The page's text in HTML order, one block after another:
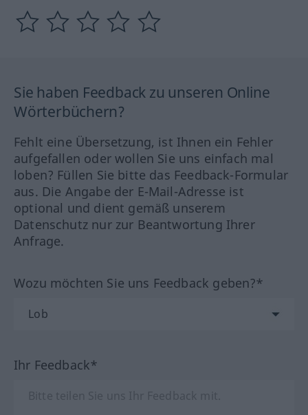
Sie haben Feedback zu unseren Online
Wörterbüchern?
Fehlt eine Übersetzung, ist Ihnen ein Fehler
aufgefallen oder wollen Sie uns einfach mal
loben? Füllen Sie bitte das Feedback-Formular
aus. Die Angabe der E-Mail-Adresse ist
optional und dient gemäß unserem
Datenschutz nur zur Beantwortung Ihrer
Anfrage.
Wozu möchten Sie uns Feedback geben?*
Ihr Feedback*